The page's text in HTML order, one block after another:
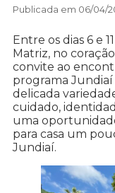
Publicada em 06/04/
Entre os dias 6 e
Matriz, no
convite ao
programa Jundiaí
delicada
cuidado,
uma
para casa um
Jundiaí.